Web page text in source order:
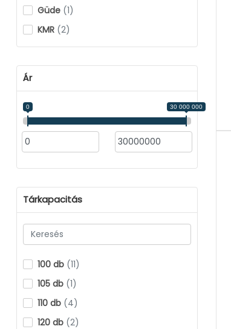
Güde (1)
KMR (2)
Ár
0 30 000 000
Tárkapacitás
100 db (11)
105 db (1)
110 db (4)
120 db (2)